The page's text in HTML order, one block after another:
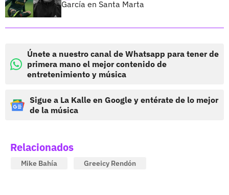
García en Santa Marta
Únete a nuestro canal de Whatsapp para tener de
primera mano el mejor contenido de
entretenimiento y música
Sigue a La Kalle en Google y entérate de lo mejor
de la música
Relacionados
Mike Bahía Greeicy Rendón